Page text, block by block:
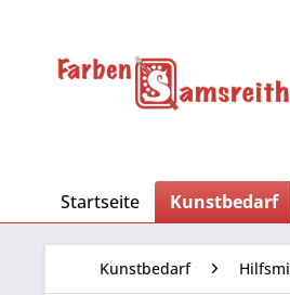
Startseite Kunstbedarf
Kunstbedarf